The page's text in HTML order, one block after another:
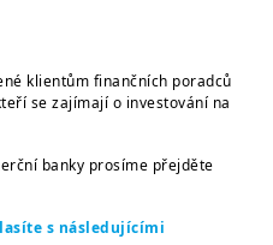
klientům finančních poradců
se zajímají o investování na
banky prosíme přejděte
s následujícími
oúpravách
informací
fondů